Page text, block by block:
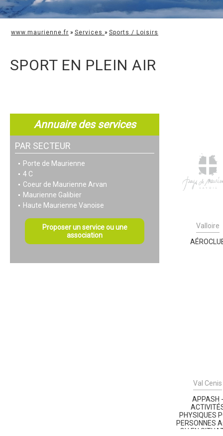
www.maurienne.fr » Services » Sports / Loisirs
SPORT EN PLEIN AIR
Annuaire des services
PAR SECTEUR
Porte de Maurienne
4 C
Coeur de Maurienne Arvan
Maurienne Galibier
Haute Maurienne Vanoise
Proposer un service ou une
association
Valloire
Val Cenis
APPASH -
PHYSIQUES
PERSONNES
OU EN